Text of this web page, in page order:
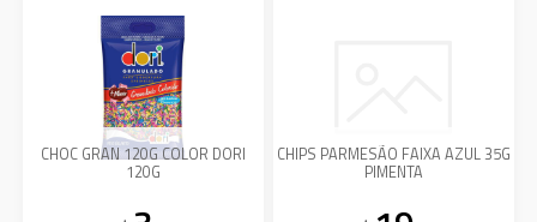
CHOC GRAN 120G COLOR DORI
120G
CHIPS PARMESÃO FAIXA AZUL 35G
PIMENTA